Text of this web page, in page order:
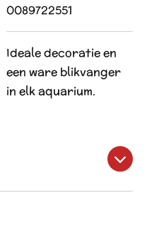
0089722551
Ideale decoratie en
een ware blikvanger
in elk aquarium.